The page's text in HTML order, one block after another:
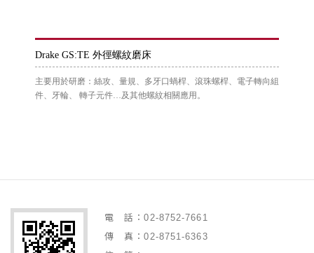
Drake GS:TE 外徑螺紋磨床
主要用於研磨：絲攻、量規、多牙口蝸桿、滾珠螺桿、電子轉向組
件、牙輪、 轉子元件…及其他螺紋相關應用。
電 話：02-8752-7661
傳 真：02-8751-6363